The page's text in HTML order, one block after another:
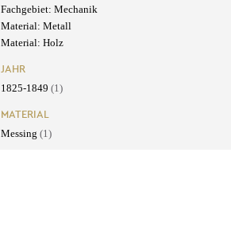
Fachgebiet: Mechanik
Material: Metall
Material: Holz
JAHR
1825-1849 (1)
MATERIAL
Messing (1)